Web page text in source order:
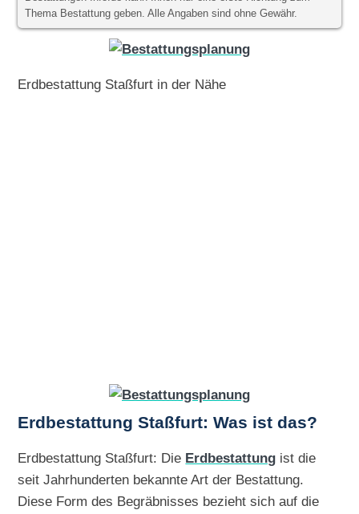
Thema Bestattung geben. Alle Angaben sind ohne Gewähr.
Erdbestattung Staßfurt in der Nähe
Erdbestattung Staßfurt: Was ist das?
Erdbestattung Staßfurt: Die Erdbestattung ist die
seit Jahrhunderten bekannte Art der Bestattung.
Diese Form des Begräbnisses bezieht sich auf die